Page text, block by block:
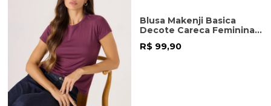
Blusa Makenji Basica
Decote Careca Feminina
Marrom
R$ 99,90